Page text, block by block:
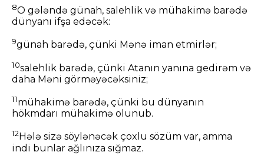
8O gələndə günah, salehlik və mühakimə barədə
dünyanı ifşa edəcək:
9günah barədə, çünki Mənə iman etmirlər;
10salehlik barədə, çünki Atanın yanına gedirəm və
daha Məni görməyəcəksiniz;
11mühakimə barədə, çünki bu dünyanın
hökmdarı mühakimə olunub.
12Hələ sizə söylənəcək çoxlu sözüm var, amma
indi bunlar ağlınıza sığmaz.